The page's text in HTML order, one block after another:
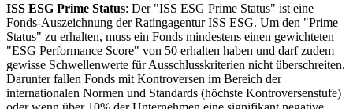
ISS ESG Prime Status: Der "ISS ESG Prime Status" ist eine
Fonds-Auszeichnung der Ratingagentur ISS ESG. Um den "Prime
Status" zu erhalten, muss ein Fonds mindestens einen gewichteten
"ESG Performance Score" von 50 erhalten haben und darf zudem
gewisse Schwellenwerte für Ausschlusskriterien nicht überschreiten.
Darunter fallen Fonds mit Kontroversen im Bereich der
internationalen Normen und Standards (höchste Kontroversenstufe)